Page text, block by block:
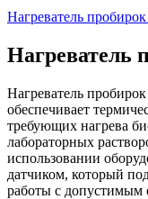
Нагреватель
Нагреватель
Нагреватель
обеспечивает
требующих нагрева
лабораторных
использовании
датчиком, который
работы с допустимым